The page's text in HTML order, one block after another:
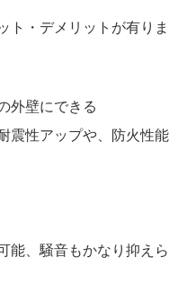
・デメリットが有りま
外壁にできる
震性アップや、防火性
能、騒音もかなり抑え